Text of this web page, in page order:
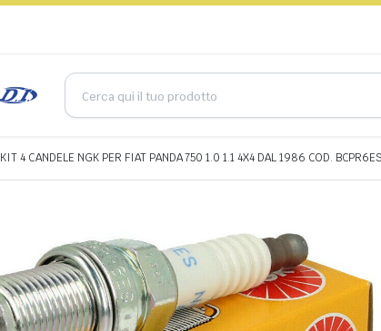
KIT 4 CANDELE NGK PER FIAT PANDA 750 1.0 1.1 4X4 DAL 1986 COD. BCPR6ES